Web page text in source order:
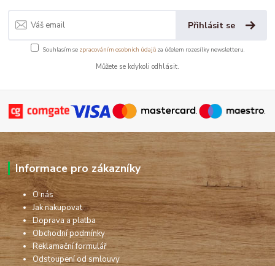
Přihlásit se
Souhlasím se zpracováním osobních údajůza účelem rozesílky newsletteru.
Můžete se kdykoli odhlásit.
Informace pro zákazníky
O nás
Jak nakupovat
Doprava a platba
Obchodní podmínky
Reklamační formulář
Odstoupení od smlouvy